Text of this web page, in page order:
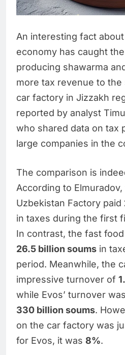
An interesting fact about
economy has caught
producing shawarma
more tax revenue to the
car factory in Jizzakh
reported by analyst
who shared data on tax
large companies in the
The comparison is
According to Elmuradov,
Uzbekistan Factory paid
in taxes during the first
In contrast, the fast
26.5 billion soums in
period. Meanwhile, the
impressive turnover of
while Evos’ turnover
330 billion soums.
on the car factory was
for Evos, it was 8%.